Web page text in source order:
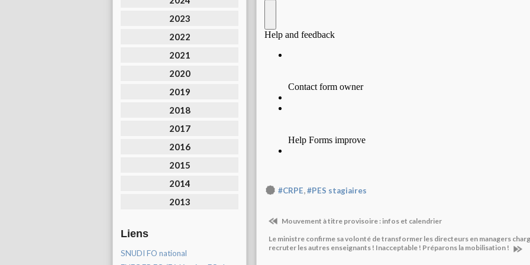
2023
2022
2021
2020
2019
2018
2017
2016
2015
2014
2013
Liens
SNUDI FO national
#CRPE,#PES stagiaires
Mouvement à titre provisoire : infos et calendrier
Le ministre confirme sa volonté de transformer les directeurs en managers
recruter les autres enseignants ! Inacceptable ! Préparons la mobilisation !